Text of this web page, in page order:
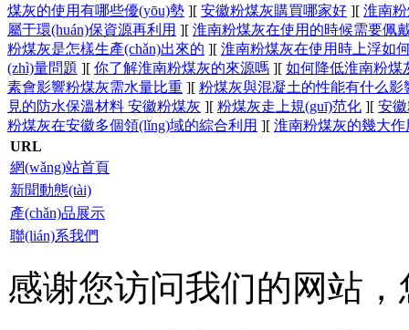
煤灰的使用有哪些優(yōu)勢 ][ 安徽粉煤灰購買哪家好 ][ 淮南
屬于環(huán)保資源再利用 ][ 淮南粉煤灰在使用的時候需要佩
粉煤灰是怎樣生產(chǎn)出來的 ][ 淮南粉煤灰在使用時上浮如
(zhì)量問題 ][ 你了解淮南粉煤灰的來源嗎 ][ 如何降低淮南粉煤
素會影響粉煤灰需水量比重 ][ 粉煤灰與混凝土的性能有什么影
見的防水保溫材料 安徽粉煤灰 ][ 粉煤灰走上規(guī)范化 ][ 安
粉煤灰在安徽多個領(lǐng)域的綜合利用 ][ 淮南粉煤灰的幾大作
URL
網(wǎng)站首頁
新聞動態(tài)
產(chǎn)品展示
聯(lián)系我們
感谢您访问我们的网站